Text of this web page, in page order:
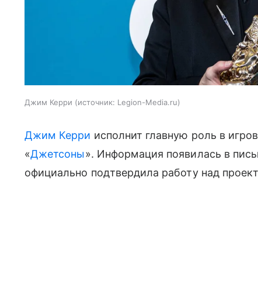
Джим Керри источник: Legion-Media.ru
Джим Керри исполнит главную роль в
«Джетсоны». Информация появилась в
официально подтвердила работу над